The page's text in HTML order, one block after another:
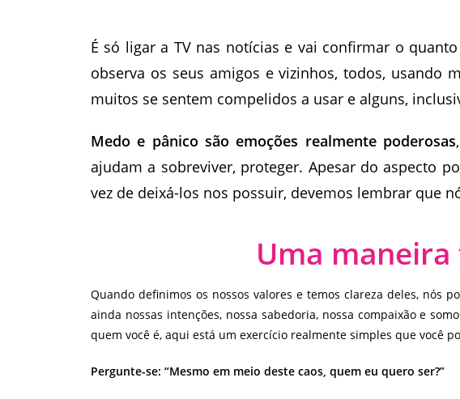
É só ligar a TV nas notícias e vai confirmar o
observa os seus amigos e vizinhos, todos, usando
muitos se sentem compelidos a usar e alguns,
Medo e pânico são emoções realmente poderosas
ajudam a sobreviver, proteger. Apesar do aspecto
vez de deixá-los nos possuir, devemos lembrar que
Uma
Quando definimos os nossos valores e temos clareza deles, nós
ainda nossas intenções, nossa sabedoria, nossa compaixão e
quem você é, aqui está um exercício realmente simples que você
Pergunte-se: “Mesmo em meio deste caos, quem eu quero ser?”